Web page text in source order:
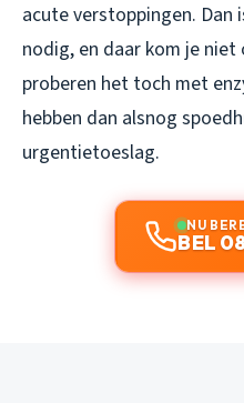
acute verstoppingen. Dan
nodig, en daar kom je
proberen het toch met
hebben dan alsnog
urgentietoeslag.
NU
BEL